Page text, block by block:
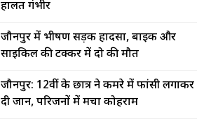
हालत गंभीर
जौनपुर में भीषण सड़क हादसा, बाइक और
साइकिल की टक्कर में दो की मौत
जौनपुर: 12वीं के छात्र ने कमरे में फांसी लगाकर
दी जान, परिजनों में मचा कोहराम